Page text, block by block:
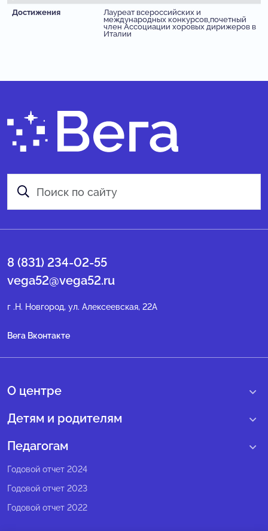
Достижения
Лауреат всероссийских и
международных конкурсов,почетный
член Ассоциации хоровых дирижеров в
Италии
8 (831) 234-02-55
vega52@vega52.ru
г .Н. Новгород, ул. Алексеевская, 22А
Вега Вконтакте
О центре
О нас
Структура регионального центра
Педагогический состав
Попечительский совет
Экспертный совет
Детям и родителям
Учебные интенсивные сборы
Педагогам
Программы Веги
Программы Сириус
Методические рекомендации
Годовой отчет 2024
Годовой отчет 2023
Годовой отчет 2022